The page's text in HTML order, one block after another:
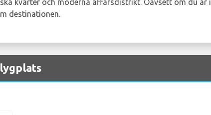
kvarter och moderna affärsdistrikt. Oavsett om du är i
destinationen.